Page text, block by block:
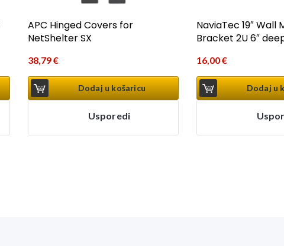
APC Hinged Covers for
NetShelter SX
38,79€
Dodaj u košaricu
Usporedi
NaviaTec 19″ Wall
Bracket 2U 6″
16,00€
Dodaj u